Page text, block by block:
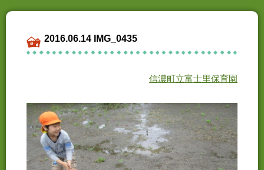
2016.06.14 IMG_0435
信濃町立富士里保育園